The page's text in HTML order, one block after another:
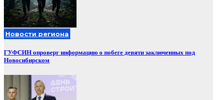
Новости региона
ГУФСИН опроверг информацию о побеге девяти заключенных под
Новосибирском